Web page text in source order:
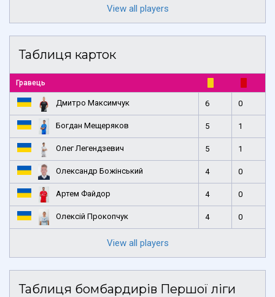
View all players
Таблиця карток
Гравець
Дмитро Максимчук 6 0
Богдан Мещеряков 5 1
Олег Легендзевич 5 1
Олександр Божінський 4 0
Артем Файдор 4 0
Олексій Прокопчук 4 0
View all players
Таблиця бомбардирів Першої ліги